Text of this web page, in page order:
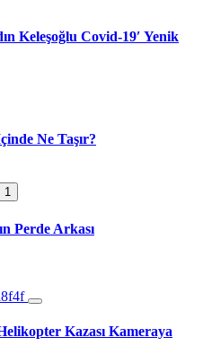
Keleşoğlu Covid-19′ Yenik
Ne Taşır?
1
Perde Arkası
Kazası Kameraya